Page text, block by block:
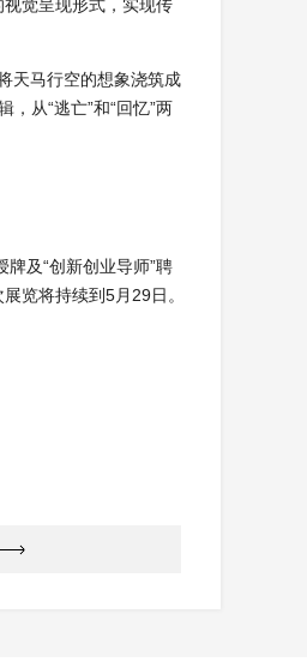
视觉呈现形式，实现传
天马行空的想象浇筑成
从“逃亡”和“回忆”两
及“创新创业导师”聘
览将持续到5月29日。